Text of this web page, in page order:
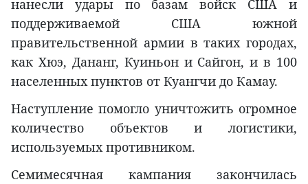
нанесли удары по базам войск США и
поддерживаемой США южной
правительственной армии в таких городах,
как Хюэ, Дананг, Куиньон и Сайгон, и в 100
населенных пунктов от Куангчи до Камау.
Наступление помогло уничтожить огромное
количество объектов и логистики,
используемых противником.
Семимесячная кампания закончилась